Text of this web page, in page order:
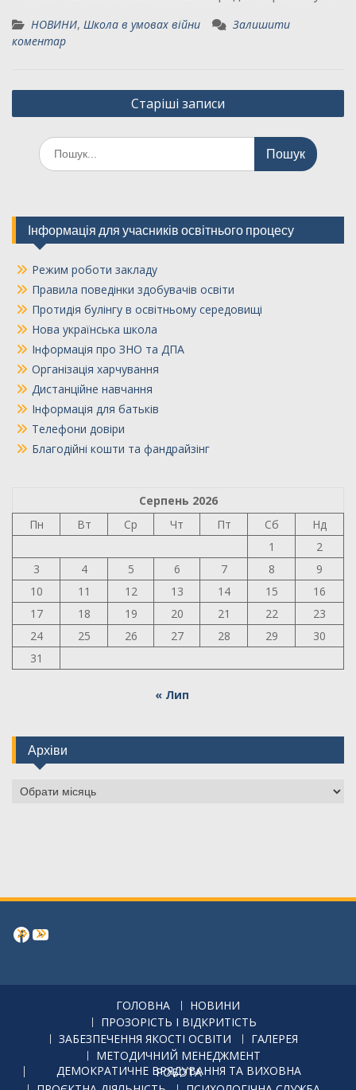
НОВИНИ, Школа в умовах війни
Залишити
коментар
Навігація
за
записами
Старіші записи
Шукати:
Інформація для учасників освітнього процесу
Режим роботи закладу
Правила поведінки здобувачів освіти
Протидія булінгу в освітньому середовищі
Нова українська школа
Інформація про ЗНО та ДПА
Організація харчування
Дистанційне навчання
Інформація для батьків
Телефони довіри
Благодійні кошти та фандрайзінг
Серпень 2026
Пн
Вт Ср Чт Пт Сб
Нд
1
2
3
4 5 6 7 8
9
10
11 12 13 14 15
16
17
18 19 20 21 22
23
24
25 26 27 28 29
30
31
« Лип
Архіви
Архіви
Facebook
https://www.youtube.com/channel/
ГОЛОВНА
НОВИНИ
ПРОЗОРІСТЬ І ВІДКРИТІСТЬ
ЗАБЕЗПЕЧЕННЯ ЯКОСТІ ОСВІТИ
ГАЛЕРЕЯ
МЕТОДИЧНИЙ МЕНЕДЖМЕНТ
ДЕМОКРАТИЧНЕ ВРЯДУВАННЯ ТА ВИХОВНА РОБОТА